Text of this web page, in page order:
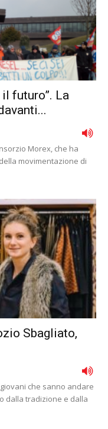
futuro”. La
Morex, che ha
movimentazione di
Sbagliato,
che sanno andare
dalla tradizione e dalla